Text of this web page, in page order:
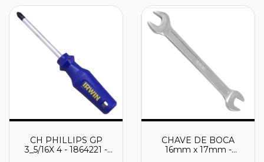
CH PHILLIPS GP
3_5/16X 4 - 1864221 -
CHAVE DE BOCA
16mm x 17mm -